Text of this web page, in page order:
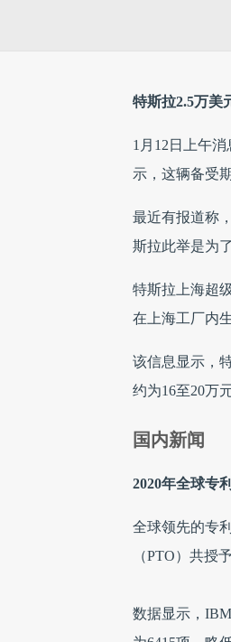
特斯拉2.5万美
1月12日上午
示，这辆备受
最近有报道称
斯拉此举是为
特斯拉上海超
在上海工厂内
该信息显示，
约为16至20万
国内新闻
2020年全球专
全球领先的专
（PTO）共授
数据显示，